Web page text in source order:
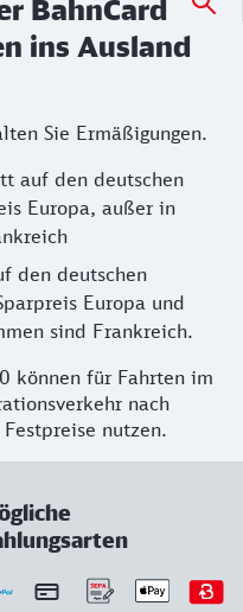
BahnCard
ins Ausland
Sie Ermäßigungen.
auf den deutschen
Europa, außer in
den deutschen
Europa und
sind Frankreich.
können für Fahrten im
nach
nutzen.